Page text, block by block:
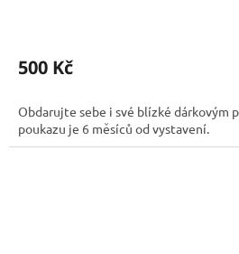
500 Kč
Obdarujte sebe i své blízké dárkovým
poukazu je 6 měsíců od vystavení.